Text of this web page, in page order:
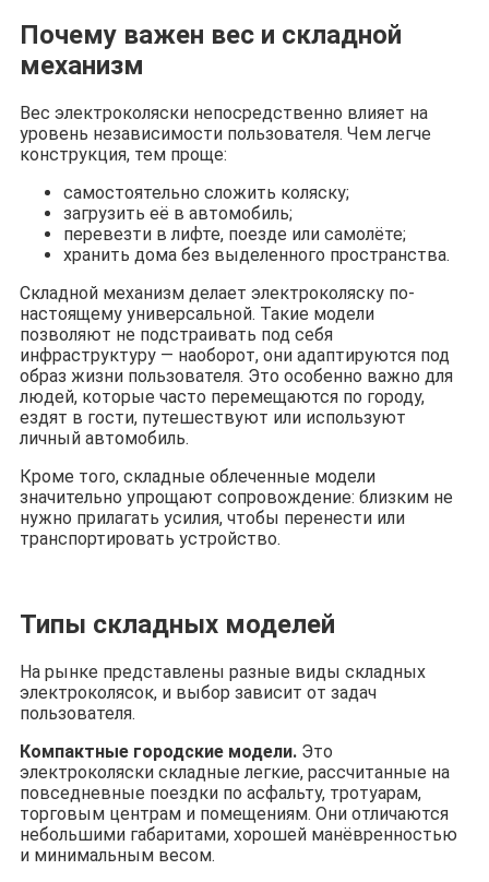
Почему важен вес и складной
механизм
Вес электроколяски непосредственно влияет на
уровень независимости пользователя. Чем легче
конструкция, тем проще:
самостоятельно сложить коляску;
загрузить её в автомобиль;
перевезти в лифте, поезде или самолёте;
хранить дома без выделенного пространства.
Складной механизм делает электроколяску по-
настоящему универсальной. Такие модели
позволяют не подстраивать под себя
инфраструктуру — наоборот, они адаптируются под
образ жизни пользователя. Это особенно важно для
людей, которые часто перемещаются по городу,
ездят в гости, путешествуют или используют
личный автомобиль.
Кроме того, складные облеченные модели
значительно упрощают сопровождение: близким не
нужно прилагать усилия, чтобы перенести или
транспортировать устройство.
Типы складных моделей
На рынке представлены разные виды складных
электроколясок, и выбор зависит от задач
пользователя.
Компактные городские модели. Это
электроколяски складные легкие, рассчитанные на
повседневные поездки по асфальту, тротуарам,
торговым центрам и помещениям. Они отличаются
небольшими габаритами, хорошей манёвренностью
и минимальным весом.